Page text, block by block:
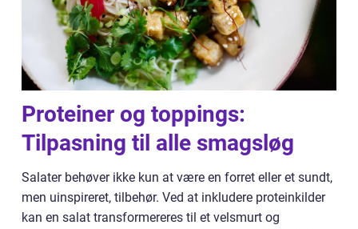
Proteiner og toppings:
Tilpasning til alle smagsløg
Salater behøver ikke kun at være en forret eller et sundt,
men uinspireret, tilbehør. Ved at inkludere proteinkilder
kan en salat transformereres til et velsmurt og